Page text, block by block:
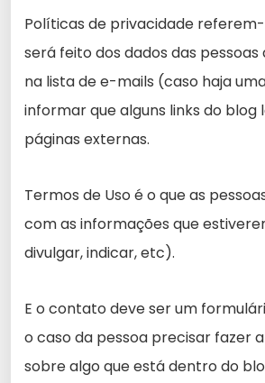
Políticas de privacidade
será feito dos dados das
na lista de e-mails (caso haja
informar que alguns links do blog
páginas externas.
Termos de Uso é o que as
com as informações que
divulgar, indicar, etc).
E o contato deve ser um
o caso da pessoa precisar fazer
sobre algo que está dentro do